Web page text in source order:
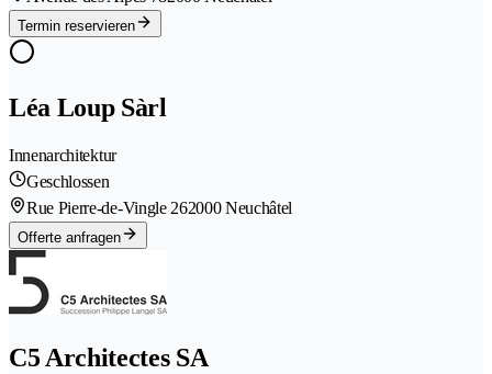
Termin reservieren
Léa Loup Sàrl
Innenarchitektur
Geschlossen
Rue Pierre-de-Vingle 262000 Neuchâtel
Offerte anfragen
C5 Architectes SA